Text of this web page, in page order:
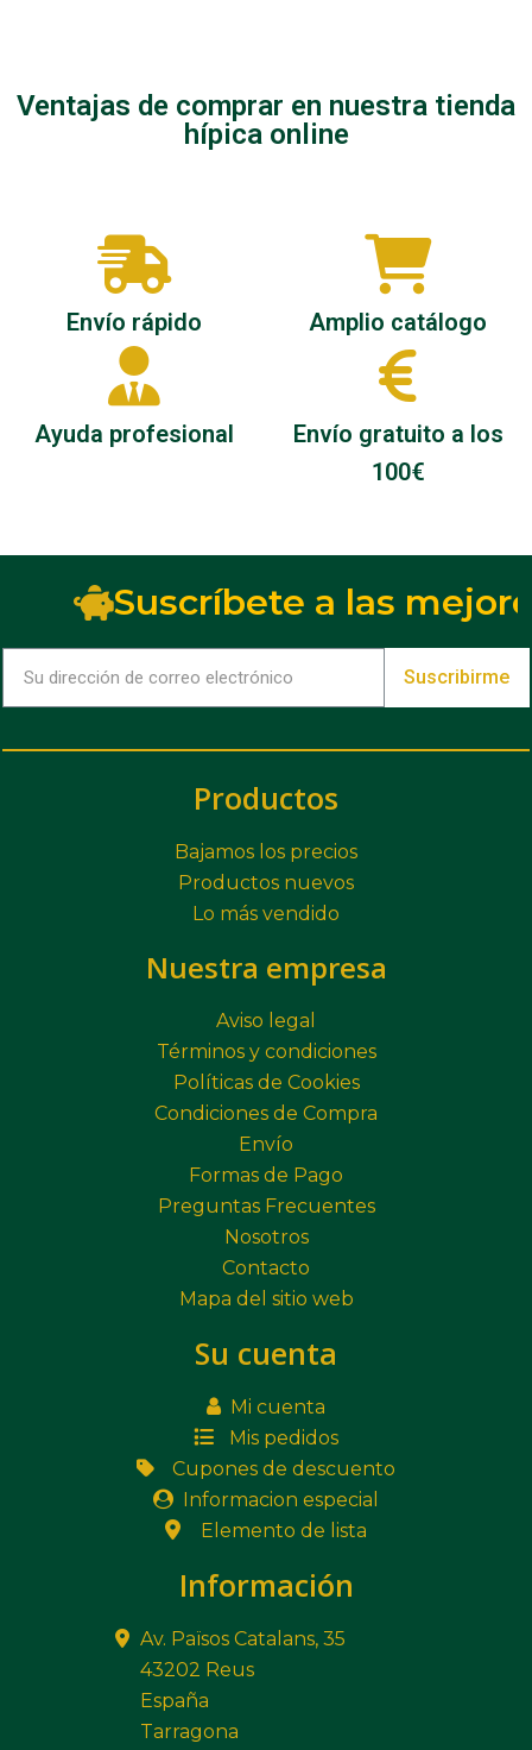
Ventajas de comprar en nuestra tienda
hípica online
Envío rápido Amplio catálogo
Ayuda profesional
Envío gratuito a los
100€
Suscríbete a las
Suscribirme
Productos
Bajamos los precios
Productos nuevos
Lo más vendido
Nuestra empresa
Aviso legal
Términos y condiciones
Políticas de Cookies
Condiciones de Compra
Envío
Formas de Pago
Preguntas Frecuentes
Nosotros
Contacto
Mapa del sitio web
Su cuenta
Mi cuenta
Mis pedidos
Cupones de descuento
Informacion especial
Elemento de lista
Información
Av. Països Catalans, 35
43202 Reus
España
Tarragona